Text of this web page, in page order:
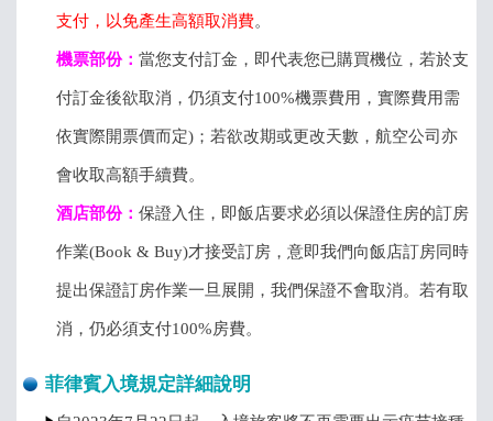
支付，以免產生高額取消費。
機票部份：當您支付訂金，即代表您已購買機位，若於支
付訂金後欲取消，仍須支付100%機票費用，實際費用需
依實際開票價而定)；若欲改期或更改天數，航空公司亦
會收取高額手續費。
酒店部份：保證入住，即飯店要求必須以保證住房的訂房
作業(Book & Buy)才接受訂房，意即我們向飯店訂房同時
提出保證訂房作業一旦展開，我們保證不會取消。若有取
消，仍必須支付100%房費。
菲律賓入境規定詳細說明